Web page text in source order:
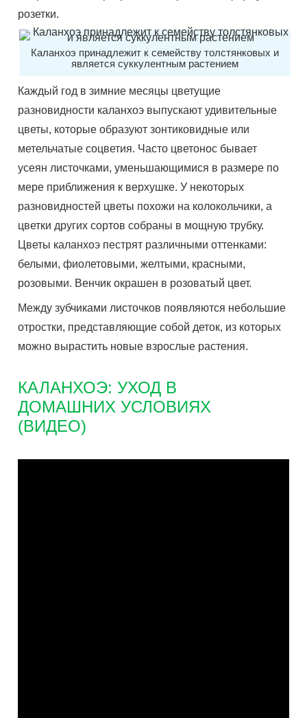
розетки.
Каланхоэ принадлежит к семейству толстянковых и
является суккулентным растением
Каждый год в зимние месяцы цветущие
разновидности каланхоэ выпускают удивительные
цветы, которые образуют зонтиковидные или
метельчатые соцветия. Часто цветонос бывает
усеян листочками, уменьшающимися в размере по
мере приближения к верхушке. У некоторых
разновидностей цветы похожи на колокольчики, а
цветки других сортов собраны в мощную трубку.
Цветы каланхоэ пестрят различными оттенками:
белыми, фиолетовыми, желтыми, красными,
розовыми. Венчик окрашен в розоватый цвет.
Между зубчиками листочков появляются небольшие
отростки, представляющие собой деток, из которых
можно вырастить новые взрослые растения.
КАЛАНХОЭ: УХОД В
ДОМАШНИХ УСЛОВИЯХ
(ВИДЕО)